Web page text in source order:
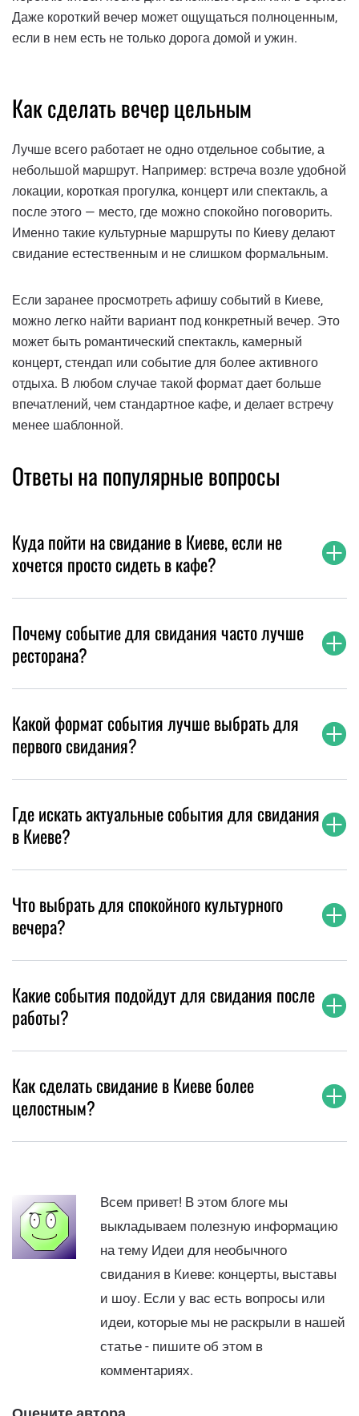
Даже короткий вечер может ощущаться полноценным,
если в нем есть не только дорога домой и ужин.
Как сделать вечер цельным
Лучше всего работает не одно отдельное событие, а
небольшой маршрут. Например: встреча возле удобной
локации, короткая прогулка, концерт или спектакль, а
после этого — место, где можно спокойно поговорить.
Именно такие культурные маршруты по Киеву делают
свидание естественным и не слишком формальным.
Если заранее просмотреть афишу событий в Киеве,
можно легко найти вариант под конкретный вечер. Это
может быть романтический спектакль, камерный
концерт, стендап или событие для более активного
отдыха. В любом случае такой формат дает больше
впечатлений, чем стандартное кафе, и делает встречу
менее шаблонной.
Ответы на популярные вопросы
Куда пойти на свидание в Киеве, если не
хочется просто сидеть в кафе?
Почему событие для свидания часто лучше
ресторана?
Какой формат события лучше выбрать для
первого свидания?
Где искать актуальные события для свидания
в Киеве?
Что выбрать для спокойного культурного
вечера?
Какие события подойдут для свидания после
работы?
Как сделать свидание в Киеве более
целостным?
Всем привет! В этом блоге мы
выкладываем полезную информацию
на тему Идеи для необычного
свидания в Киеве: концерты, выставы
и шоу. Если у вас есть вопросы или
идеи, которые мы не раскрыли в нашей
статье - пишите об этом в
комментариях.